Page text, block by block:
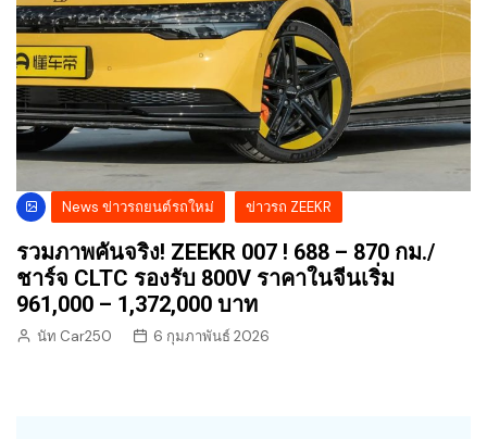
News ข่าวรถยนต์รถใหม่ ข่าวรถ ZEEKR
รวมภาพคันจริง! ZEEKR 007 ! 688 – 870 กม./
ชาร์จ CLTC รองรับ 800V ราคาในจีนเริ่ม
961,000 – 1,372,000 บาท
นัท Car250 6 กุมภาพันธ์ 2026